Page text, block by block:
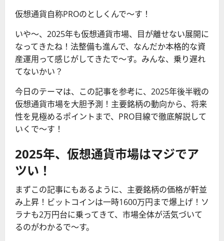
仮想通貨自称PROのとしくんで〜す！
いや〜、2025年も仮想通貨市場、目が離せない展開に
なってきたね！法整備も進んで、なんだか本格的な資
産運用って感じがしてきたで〜す。みんな、乗り遅れ
てないかい？
今日のテーマは、この記事を参考に、2025年後半戦の
仮想通貨市場を大胆予測！主要銘柄の動向から、将来
性を見極めるポイントまで、PRO目線で徹底解説して
いくで〜す！
2025年、仮想通貨市場はマジでア
ツい！
まずこの記事にもあるように、主要銘柄の価格が軒並
み上昇！ビットコインは一時1600万円まで爆上げ！ソ
ラナも2万円台に乗ってきて、市場全体が活気づいて
るのがわかるで〜す。